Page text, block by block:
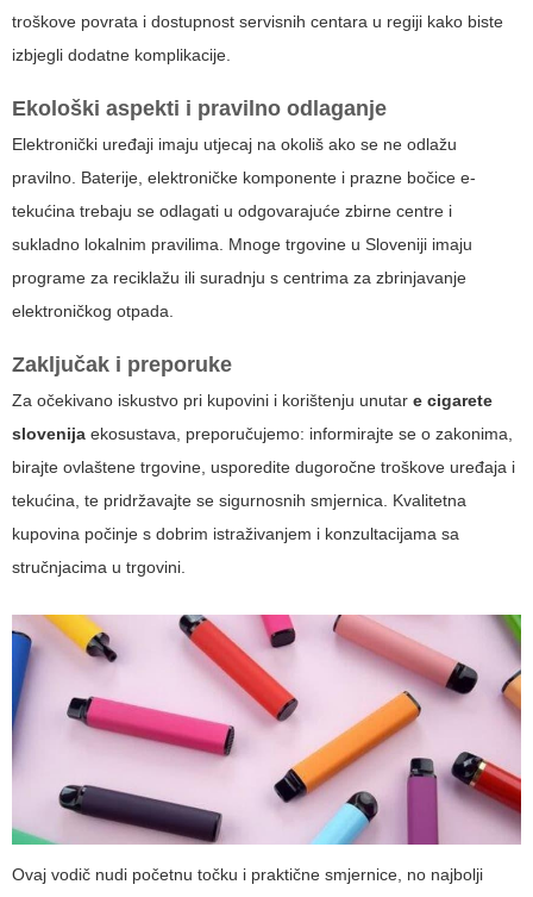
troškove povrata i dostupnost servisnih centara u regiji kako biste
izbjegli dodatne komplikacije.
Ekološki aspekti i pravilno odlaganje
Elektronički uređaji imaju utjecaj na okoliš ako se ne odlažu
pravilno. Baterije, elektroničke komponente i prazne bočice e-
tekućina trebaju se odlagati u odgovarajuće zbirne centre i
sukladno lokalnim pravilima. Mnoge trgovine u Sloveniji imaju
programe za reciklažu ili suradnju s centrima za zbrinjavanje
elektroničkog otpada.
Zaključak i preporuke
Za očekivano iskustvo pri kupovini i korištenju unutar e cigarete
slovenija ekosustava, preporučujemo: informirajte se o zakonima,
birajte ovlaštene trgovine, usporedite dugoročne troškove uređaja i
tekućina, te pridržavajte se sigurnosnih smjernica. Kvalitetna
kupovina počinje s dobrim istraživanjem i konzultacijama sa
stručnjacima u trgovini.
Ovaj vodič nudi početnu točku i praktične smjernice, no najbolji